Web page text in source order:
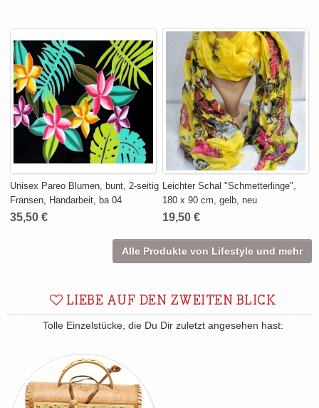
Unisex Pareo Blumen, bunt, 2-seitig
Fransen, Handarbeit, ba 04
35,50 €
Leichter Schal "Schmetterlinge",
180 x 90 cm, gelb, neu
19,50 €
Alle Produkte von Lifestyle und mehr
LIEBE AUF DEN ZWEITEN BLICK
Tolle Einzelstücke, die Du Dir zuletzt angesehen hast: